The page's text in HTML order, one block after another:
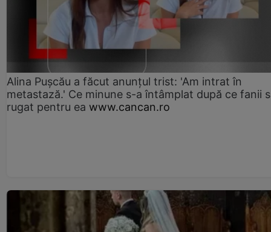
Alina Pușcău a făcut anunțul trist: 'Am intrat în
metastază.' Ce minune s-a întâmplat după ce fanii
rugat pentru ea www.cancan.ro